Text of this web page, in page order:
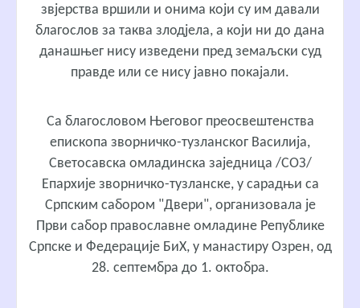
звјерства вршили и онима који су им давали
благослов за таква злодјела, а који ни до дана
данашњег нису изведени пред земаљски суд
правде или се нису јавно покајали.
Са благословом Његовог преосвештенства
епископа зворничко-тузланског Василија,
Светосавска омладинска заједница /СОЗ/
Епархије зворничко-тузланске, у сарадњи са
Српским сабором "Двери", организовала је
Први сабор православне омладине Републике
Српске и Федерације БиХ, у манастиру Озрен, од
28. септембра до 1. октобра.